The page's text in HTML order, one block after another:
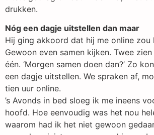
drukken.
Nóg een dagje uitstellen dan maar
Hij ging akkoord dat hij me online zou
Gewoon even samen kijken. Twee
één. ‘Morgen samen doen dan?’ Zo
een dagje uitstellen. We spraken af,
tien uur online.
’s Avonds in bed sloeg ik me ineens
hoofd. Hoe eenvoudig was het nou
waarom had ik het niet gewoon